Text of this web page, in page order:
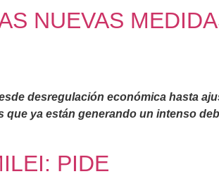
NUEVAS
desregulación económica hasta
ya están generando un intenso
PIDE